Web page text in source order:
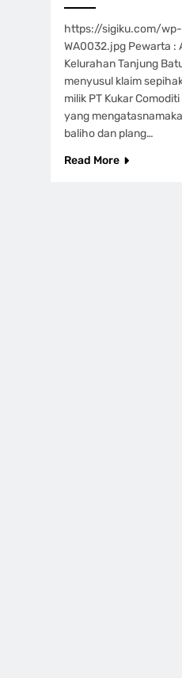
https://sigiku.com/
WA0032.jpg Pewarta :
Kelurahan Tanjung
menyusul klaim
milik PT Kukar
yang
baliho dan plang…
Read More